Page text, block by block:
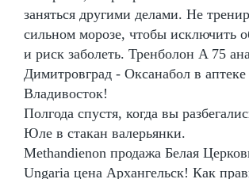
заняться другими делами. Не
сильном морозе, чтобы исключить
и риск заболеть. Тренболон A 75
Димитровград - Оксанабол в аптеке
Владивосток!
Полгода спустя, когда вы
Юле в стакан валерьянки.
Methandienon продажа Белая
Ungaria цена Архангельск! Как